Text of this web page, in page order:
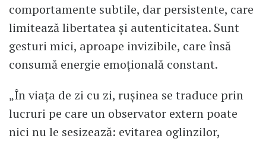
comportamente subtile, dar persistente, care
limitează libertatea și autenticitatea. Sunt
gesturi mici, aproape invizibile, care însă
consumă energie emoțională constant.
„În viața de zi cu zi, rușinea se traduce prin
lucruri pe care un observator extern poate
nici nu le sesizează: evitarea oglinzilor,